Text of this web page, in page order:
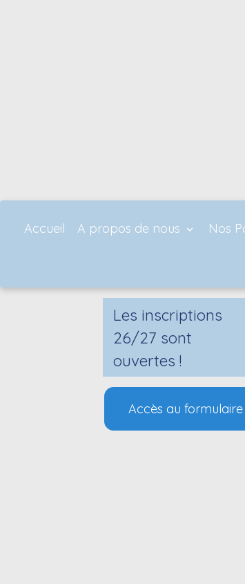
Accueil A propos de nous Nos
Les inscriptions
26/27 sont
ouvertes !
Accès au formulaire